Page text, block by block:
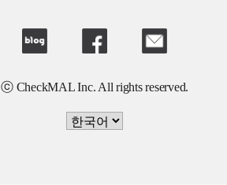
ⓒ CheckMAL Inc. All rights reserved.